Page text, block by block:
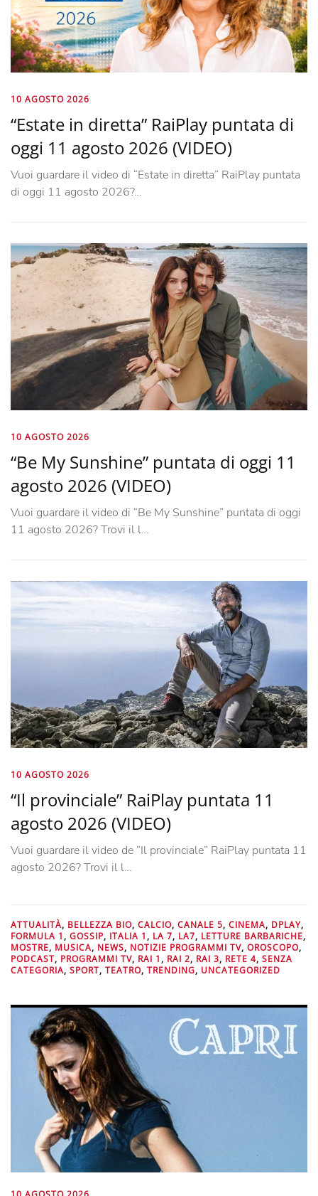
10 AGOSTO 2026
“Estate in diretta” RaiPlay puntata di
oggi 11 agosto 2026 (VIDEO)
Vuoi guardare il video di “Estate in diretta” RaiPlay puntata
di oggi 11 agosto 2026?…
10 AGOSTO 2026
“Be My Sunshine” puntata di oggi 11
agosto 2026 (VIDEO)
Vuoi guardare il video di “Be My Sunshine” puntata di oggi
11 agosto 2026? Trovi il l…
10 AGOSTO 2026
“Il provinciale” RaiPlay puntata 11
agosto 2026 (VIDEO)
Vuoi guardare il video de “Il provinciale” RaiPlay puntata 11
agosto 2026? Trovi il l…
ATTUALITÀ, BELLEZZA BIO, CALCIO, CANALE 5, CINEMA, DPLAY,
FORMULA 1 , GOSSIP, ITALIA 1 , LA 7, LA7, LETTURE BARBARICHE,
MOSTRE, MUSICA, NEWS, NOTIZIE PROGRAMMI TV, OROSCOPO,
PODCAST, PROGRAMMI TV, RAI 1 , RAI 2, RAI 3, RETE 4, SENZA
CATEGORIA, SPORT, TEATRO, TRENDING, UNCATEGORIZED